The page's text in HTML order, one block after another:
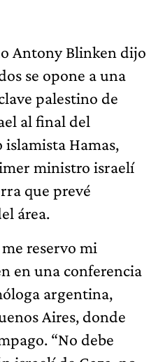
Antony Blinken dijo
se opone a una
palestino de
al final del
Hamas,
ministro israelí
que prevé
área.
reservo mi
en una conferencia
argentina,
Aires, donde
“No debe